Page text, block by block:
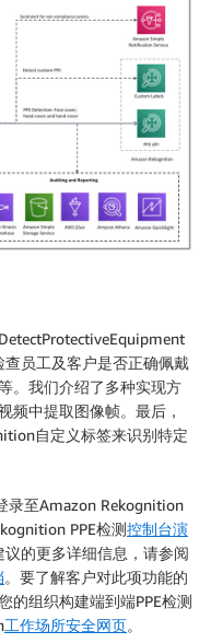
"HEAD_COVER",
{
"Confidence":
"Value": true
[
[],
[]
员工及客户是否正确佩戴
。我们介绍了多种实现方
频中提取图像帧。最后，
自定义标签来识别特定
录至Amazon Rekognition
PPE检测控制台演
的更多详细信息，请参阅
。要了解客户对此项功能的
的组织构建端到端PPE检测
工作场所安全网页。